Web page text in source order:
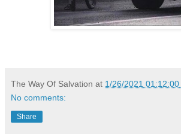
The Way Of Salvation at 1/26/2021 01:12:00
No comments:
Share